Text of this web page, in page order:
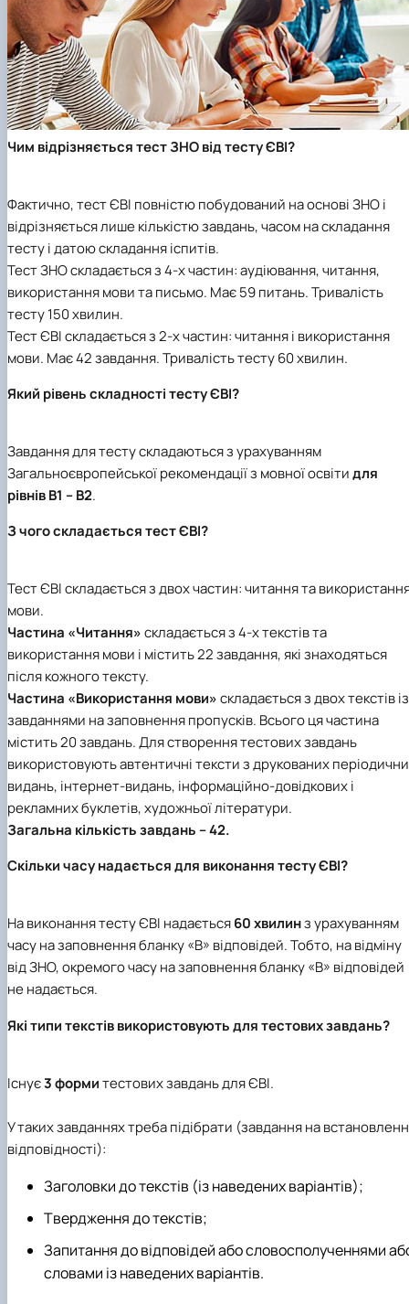
Чим відрізняється тест ЗНО від тесту ЄВІ?
Фактично, тест ЄВІ повністю побудований на основі ЗНО і
відрізняється лише кількістю завдань, часом на складання
тесту і датою складання іспитів.
Тест ЗНО складається з 4-х частин: аудіювання, читання,
використання мови та письмо. Має 59 питань. Тривалість
тесту 150 хвилин.
Тест ЄВІ складається з 2-х частин: читання і використання
мови. Має 42 завдання. Тривалість тесту 60 хвилин.
Який рівень складності тесту ЄВІ?
Завдання для тесту складаються з урахуванням
Загальноєвропейської рекомендації з мовної освітидля
рівнів В1 – В2.
З чого складається тест ЄВІ?
Тест ЄВІ складається з двох частин: читання та
мови.
Частина «Читання»складається з 4-х текстів та
використання мови і містить 22 завдання, які знаходяться
після кожного тексту.
Частина «Використання мови»складається з двох текстів із
завданнями на заповнення пропусків. Всього ця частина
містить 20 завдань. Для створення тестових завдань
використовують автентичні тексти з друкованих
видань, інтернет-видань, інформаційно-довідкових і
рекламних буклетів, художньої літератури.
Загальна кількість завдань – 42.
Скільки часу надається для виконання тесту ЄВІ?
На виконання тесту ЄВІ надається60 хвилинз урахуванням
часу на заповнення бланку «В» відповідей. Тобто, на відміну
від ЗНО, окремого часу на заповнення бланку «В» відповідей
не надається.
Які типи текстів використовують для тестових завдань?
Існує3 формитестових завдань для ЄВІ.
У таких завданнях треба підібрати (завдання на
відповідності):
Заголовки до текстів (із наведених варіантів);
Твердження до текстів;
Запитання до відповідей або словосполученнями
словами із наведених варіантів.